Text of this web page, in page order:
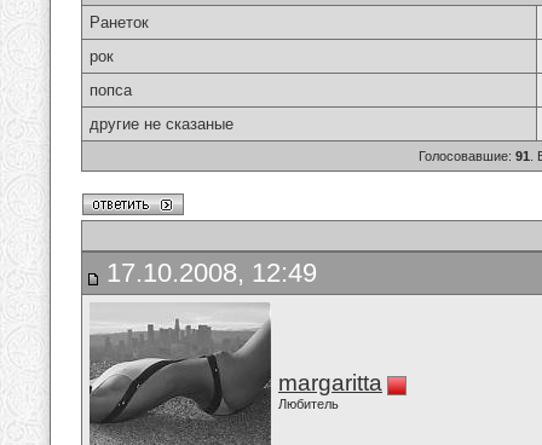
Ранеток
рок
попса
другие не сказаные
Голосовавшие: 91 .
17.10.2008, 12:49
margaritta
Любитель